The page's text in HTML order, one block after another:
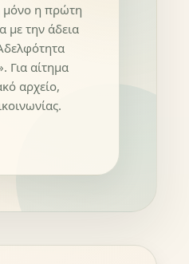
μόνο η πρώτη
με την άδεια
Για αίτημα
αρχείο,